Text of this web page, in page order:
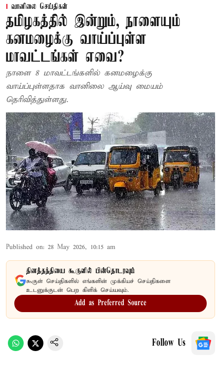
வானிலை செய்திகள்
தமிழகத்தில் இன்றும், நாளையும்
கனமழைக்கு வாய்ப்புள்ள
மாவட்டங்கள் எவை?
நாளை 8 மாவட்டங்களில் கனமழைக்கு
வாய்ப்புள்ளதாக வானிலை ஆய்வு மையம்
தெரிவித்துள்ளது.
Published on: 28 May 2026, 10:15 am
தினத்தந்தியை கூகுளில் பின்தொடரவும்
கூகுள் செய்திகளில் எங்களின் முக்கியச் செய்திகளை
உடனுக்குடன் பெற கிளிக் செய்யவும்.
Add as Preferred Source
Follow Us